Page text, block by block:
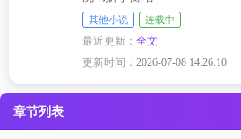
其他小说 连载中
最近更新：全文
更新时间：2026-07-08 14:26:10
章节列表